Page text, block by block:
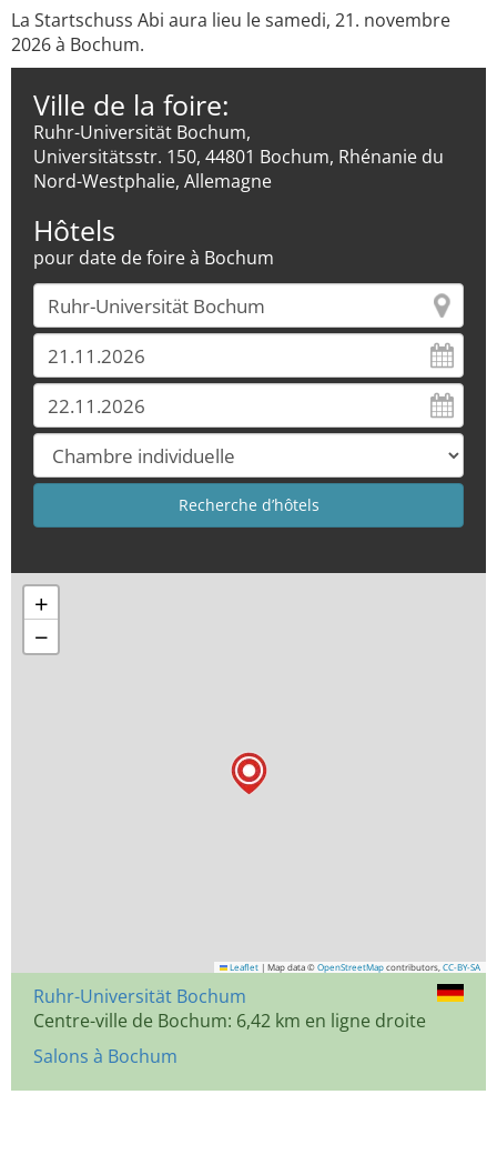
La Startschuss Abi aura lieu le samedi, 21. novembre
2026 à Bochum.
Ville de la foire:
Ruhr-Universität Bochum,
Universitätsstr. 150, 44801 Bochum, Rhénanie du
Nord-Westphalie, Allemagne
Hôtels
pour date de foire à Bochum
+
−
Leaflet | Map data © OpenStreetMap contributors, CC-BY-SA
Ruhr-Universität Bochum
Centre-ville de Bochum: 6,42 km en ligne droite
Salons à Bochum